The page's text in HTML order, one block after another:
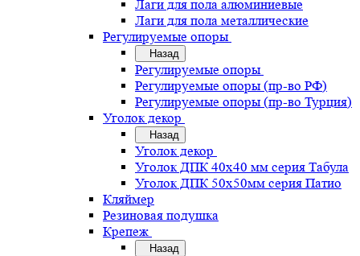
Лаги для пола алюминиевые
Лаги для пола металлические
Регулируемые опоры
Назад
Регулируемые опоры
Регулируемые опоры (пр-во РФ)
Регулируемые опоры (пр-во Турция)
Уголок декор
Назад
Уголок декор
Уголок ДПК 40х40 мм серия Табула
Уголок ДПК 50х50мм серия Патио
Кляймер
Резиновая подушка
Крепеж
Назад